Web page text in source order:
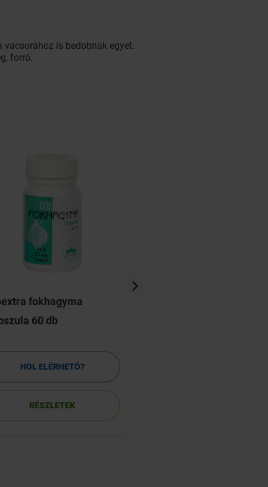
vacsorához is bedobnak egyet.
forró.
fokhagyma
60 db
HOL ELÉRHETŐ?
RÉSZLETEK